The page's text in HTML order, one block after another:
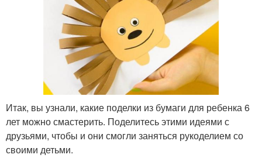
Итак, вы узнали, какие поделки из бумаги для ребенка 6
лет можно смастерить. Поделитесь этими идеями с
друзьями, чтобы и они смогли заняться рукоделием со
своими детьми.